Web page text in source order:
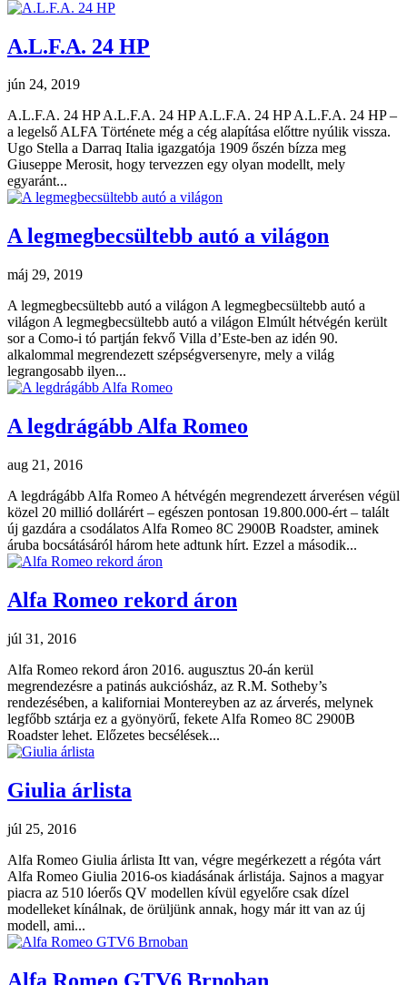
A.L.F.A. 24 HP
jún 24, 2019
A.L.F.A. 24 HP A.L.F.A. 24 HP A.L.F.A. 24 HP A.L.F.A. 24 HP –
a legelső ALFA Története még a cég alapítása előttre nyúlik vissza.
Ugo Stella a Darraq Italia igazgatója 1909 őszén bízza meg
Giuseppe Merosit, hogy tervezzen egy olyan modellt, mely
egyaránt...
A legmegbecsültebb autó a világon
máj 29, 2019
A legmegbecsültebb autó a világon A legmegbecsültebb autó a
világon A legmegbecsültebb autó a világon Elmúlt hétvégén került
sor a Como-i tó partján fekvő Villa d’Este-ben az idén 90.
alkalommal megrendezett szépségversenyre, mely a világ
legrangosabb ilyen...
A legdrágább Alfa Romeo
aug 21, 2016
A legdrágább Alfa Romeo A hétvégén megrendezett árverésen végül
közel 20 millió dollárért – egészen pontosan 19.800.000-ért – talált
új gazdára a csodálatos Alfa Romeo 8C 2900B Roadster, aminek
áruba bocsátásáról három hete adtunk hírt. Ezzel a második...
Alfa Romeo rekord áron
júl 31, 2016
Alfa Romeo rekord áron 2016. augusztus 20-án kerül
megrendezésre a patinás aukciósház, az R.M. Sotheby’s
rendezésében, a kaliforniai Montereyben az az árverés, melynek
legfőbb sztárja ez a gyönyörű, fekete Alfa Romeo 8C 2900B
Roadster lehet. Előzetes becsélések...
Giulia árlista
júl 25, 2016
Alfa Romeo Giulia árlista Itt van, végre megérkezett a régóta várt
Alfa Romeo Giulia 2016-os kiadásának árlistája. Sajnos a magyar
piacra az 510 lóerős QV modellen kívül egyelőre csak dízel
modelleket kínálnak, de örüljünk annak, hogy már itt van az új
modell, ami...
Alfa Romeo GTV6 Brnoban